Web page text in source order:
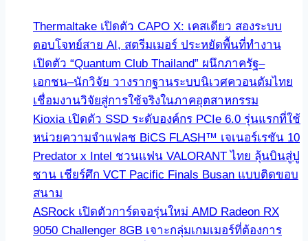
Thermaltake เปิดตัว CAPO X: เคสเดียว สองระบบ
ตอบโจทย์สาย AI, สตรีมเมอร์ ประหยัดพื้นที่ทำงาน
เปิดตัว “Quantum Club Thailand” ผนึกภาครัฐ–
เอกชน–นักวิจัย วางรากฐานระบบนิเวศควอนตัมไทย
เชื่อมงานวิจัยสู่การใช้จริงในภาคอุตสาหกรรม
Kioxia เปิดตัว SSD ระดับองค์กร PCIe 6.0 รุ่นแรกที่ใช้
หน่วยความจำแฟลช BiCS FLASH™ เจเนอร์เรชัน 10
Predator x Intel ชวนแฟน VALORANT ไทย ลุ้นบินสู่ปู
ซาน เชียร์ศึก VCT Pacific Finals Busan แบบติดขอบ
สนาม
ASRock เปิดตัวการ์ดจอรุ่นใหม่ AMD Radeon RX
9050 Challenger 8GB เจาะกลุ่มเกมเมอร์ที่ต้องการ